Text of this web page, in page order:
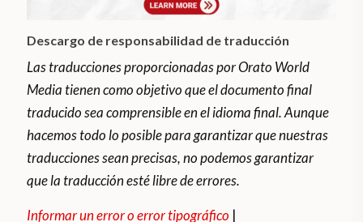
Descargo de responsabilidad de traducción
Las traducciones proporcionadas por Orato World
Media tienen como objetivo que el documento final
traducido sea comprensible en el idioma final. Aunque
hacemos todo lo posible para garantizar que nuestras
traducciones sean precisas, no podemos garantizar
que la traducción esté libre de errores.
Informar un error o error tipográfico |